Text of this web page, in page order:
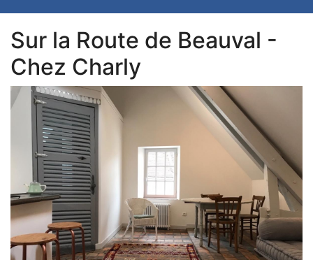
Sur la Route de Beauval -
Chez Charly